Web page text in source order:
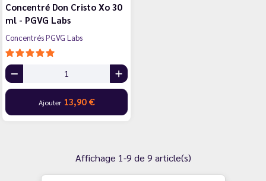
Concentré Don Cristo Xo 30
ml - PGVG Labs
Concentrés PGVG Labs
Ajouter 13,90 €
Affichage 1-9 de 9 article(s)